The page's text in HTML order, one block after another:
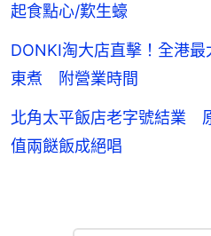
起食點心/歎生蠔
DONKI淘大店直擊！全港
東煮 附營業時間
北角太平飯店老字號結業
值兩餸飯成絕唱